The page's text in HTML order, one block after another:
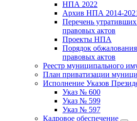
НПА 2022
Архив НПА 2014-
Перечень
правовых актов
Проекты НПА
Порядок
правовых актов
Реестр муниципального
План приватизации
Исполнение Указов
Указ № 600
Указ № 599
Указ № 597
Кадровое обеспечение